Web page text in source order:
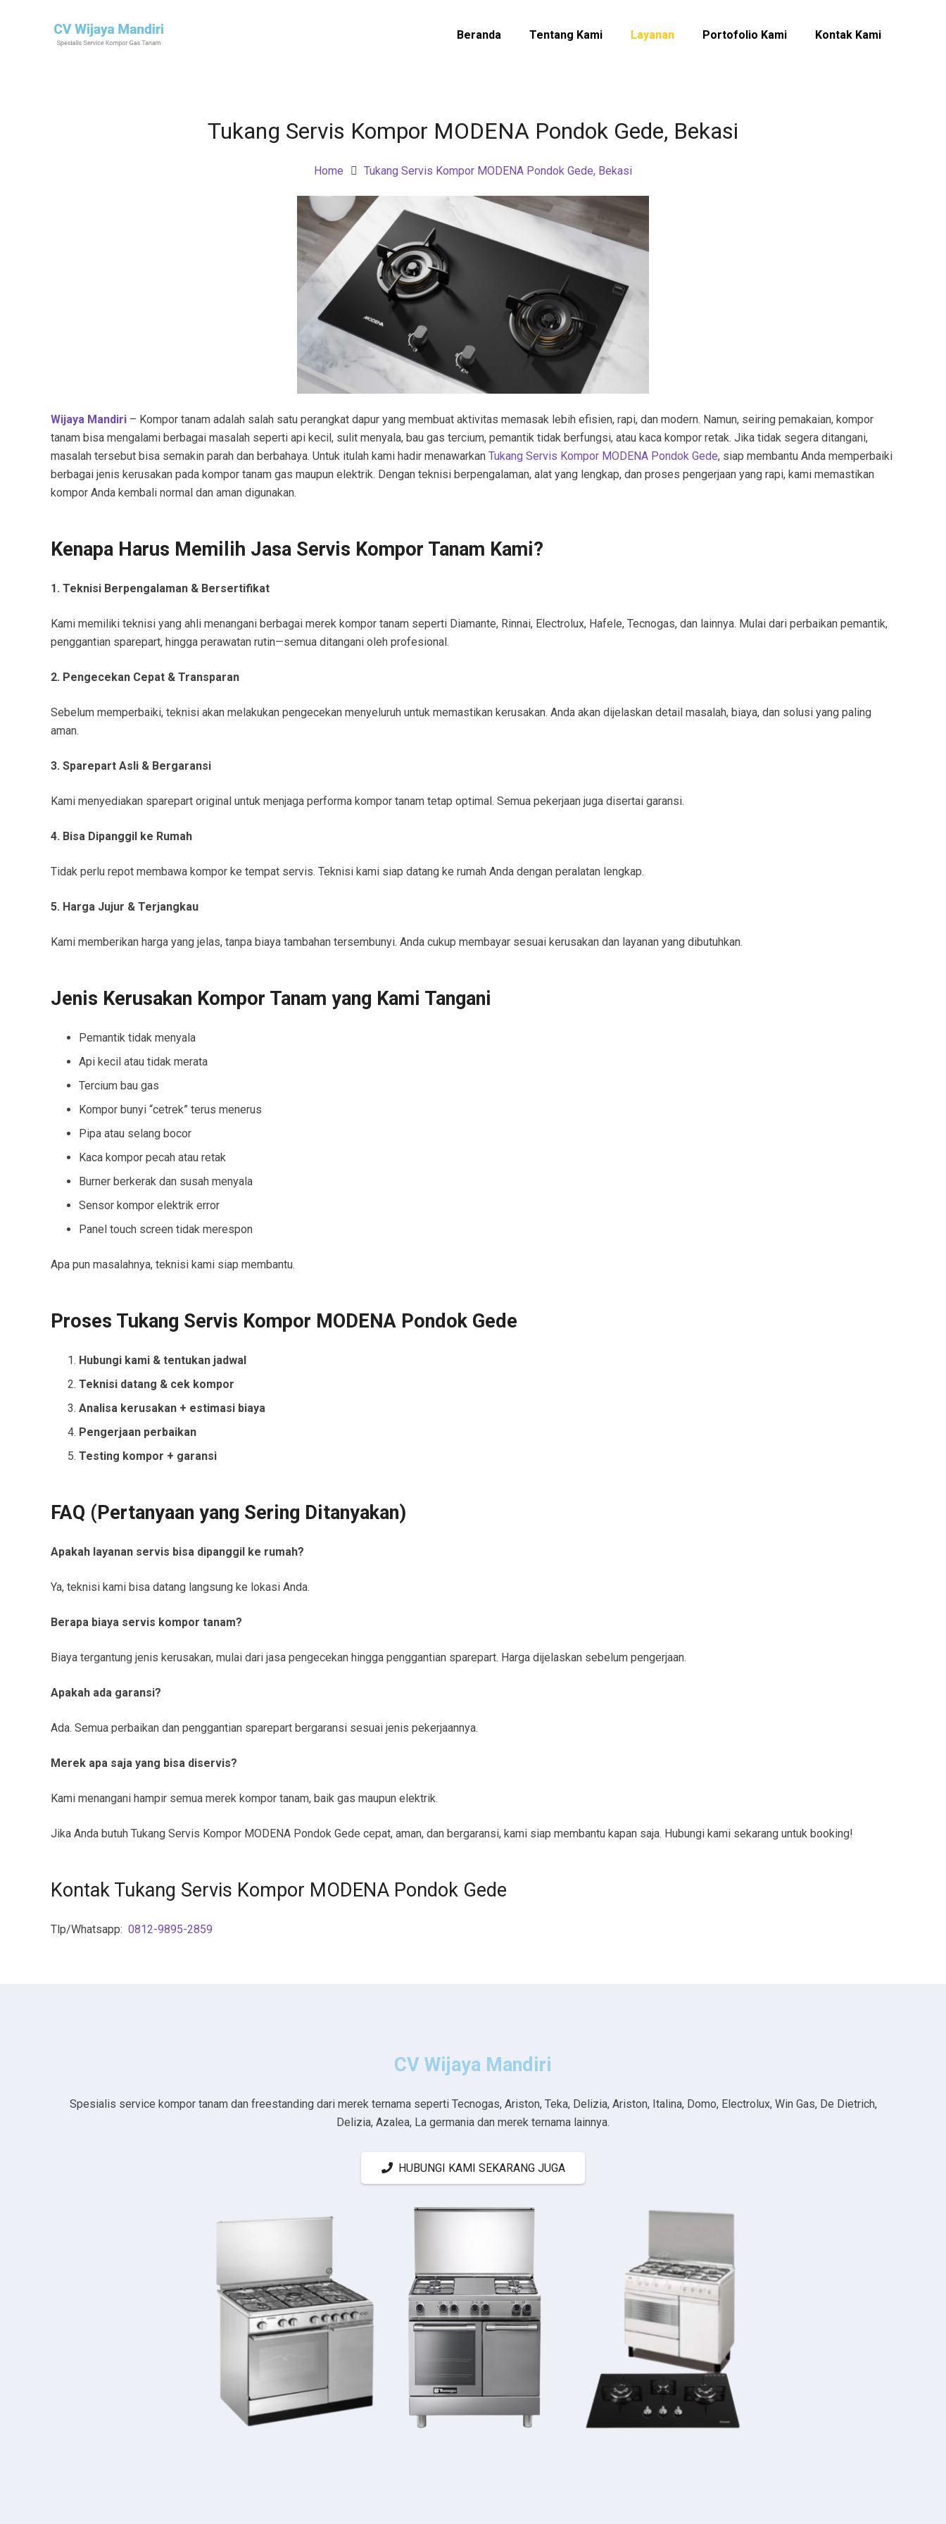
Beranda Tentang Kami Layanan Portofolio Kami Kontak Kami
Tukang Servis Kompor MODENA Pondok Gede, Bekasi
Home Tukang Servis Kompor MODENA Pondok Gede, Bekasi
Wijaya Mandiri – Kompor tanam adalah salah satu perangkat dapur yang membuat aktivitas memasak lebih efisien, rapi, dan modern. Namun, seiring pemakaian, kompor
tanam bisa mengalami berbagai masalah seperti api kecil, sulit menyala, bau gas tercium, pemantik tidak berfungsi, atau kaca kompor retak. Jika tidak segera ditangani,
masalah tersebut bisa semakin parah dan berbahaya. Untuk itulah kami hadir menawarkan Tukang Servis Kompor MODENA Pondok Gede, siap membantu Anda memperbaiki
berbagai jenis kerusakan pada kompor tanam gas maupun elektrik. Dengan teknisi berpengalaman, alat yang lengkap, dan proses pengerjaan yang rapi, kami memastikan
kompor Anda kembali normal dan aman digunakan.
Kenapa Harus Memilih Jasa Servis Kompor Tanam Kami?
1. Teknisi Berpengalaman & Bersertifikat
Kami memiliki teknisi yang ahli menangani berbagai merek kompor tanam seperti Diamante, Rinnai, Electrolux, Hafele, Tecnogas, dan lainnya. Mulai dari perbaikan pemantik,
penggantian sparepart, hingga perawatan rutin—semua ditangani oleh profesional.
2. Pengecekan Cepat & Transparan
Sebelum memperbaiki, teknisi akan melakukan pengecekan menyeluruh untuk memastikan kerusakan. Anda akan dijelaskan detail masalah, biaya, dan solusi yang paling
aman.
3. Sparepart Asli & Bergaransi
Kami menyediakan sparepart original untuk menjaga performa kompor tanam tetap optimal. Semua pekerjaan juga disertai garansi.
4. Bisa Dipanggil ke Rumah
Tidak perlu repot membawa kompor ke tempat servis. Teknisi kami siap datang ke rumah Anda dengan peralatan lengkap.
5. Harga Jujur & Terjangkau
Kami memberikan harga yang jelas, tanpa biaya tambahan tersembunyi. Anda cukup membayar sesuai kerusakan dan layanan yang dibutuhkan.
Jenis Kerusakan Kompor Tanam yang Kami Tangani
Pemantik tidak menyala
Api kecil atau tidak merata
Tercium bau gas
Kompor bunyi “cetrek” terus menerus
Pipa atau selang bocor
Kaca kompor pecah atau retak
Burner berkerak dan susah menyala
Sensor kompor elektrik error
Panel touch screen tidak merespon
Apa pun masalahnya, teknisi kami siap membantu.
Proses Tukang Servis Kompor MODENA Pondok Gede
Hubungi kami & tentukan jadwal
Teknisi datang & cek kompor
Analisa kerusakan + estimasi biaya
Pengerjaan perbaikan
Testing kompor + garansi
FAQ (Pertanyaan yang Sering Ditanyakan)
Apakah layanan servis bisa dipanggil ke rumah?
Ya, teknisi kami bisa datang langsung ke lokasi Anda.
Berapa biaya servis kompor tanam?
Biaya tergantung jenis kerusakan, mulai dari jasa pengecekan hingga penggantian sparepart. Harga dijelaskan sebelum pengerjaan.
Apakah ada garansi?
Ada. Semua perbaikan dan penggantian sparepart bergaransi sesuai jenis pekerjaannya.
Merek apa saja yang bisa diservis?
Kami menangani hampir semua merek kompor tanam, baik gas maupun elektrik.
Jika Anda butuh Tukang Servis Kompor MODENA Pondok Gede cepat, aman, dan bergaransi, kami siap membantu kapan saja. Hubungi kami sekarang untuk booking!
Kontak Tukang Servis Kompor MODENA Pondok Gede
Tlp/Whatsapp: 0812-9895-2859
CV Wijaya Mandiri
Spesialis service kompor tanam dan freestanding dari merek ternama seperti Tecnogas, Ariston, Teka, Delizia, Ariston, Italina, Domo, Electrolux, Win Gas, De Dietrich,
Delizia, Azalea, La germania dan merek ternama lainnya.
HUBUNGI KAMI SEKARANG JUGA